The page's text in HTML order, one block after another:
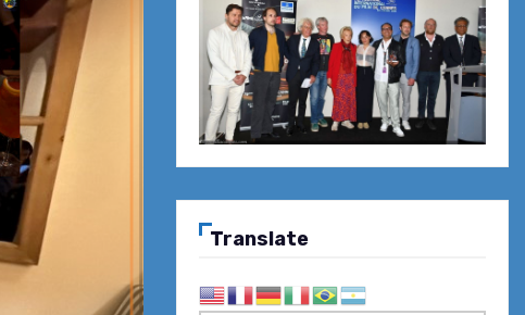
Translate